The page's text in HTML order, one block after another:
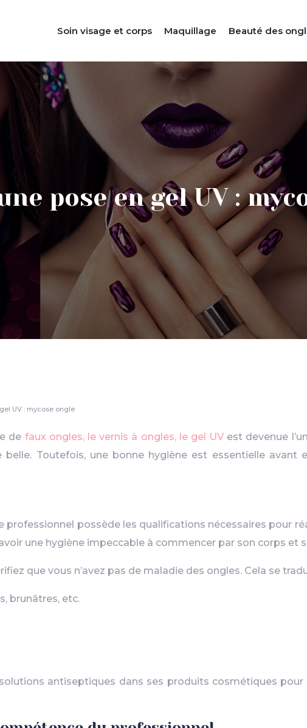
Soin visage et corps Maquillage Beauté des
pose en gel UV :
UV : mycose ongle
de faux ongles, le vernis à ongles, le gel UV est devenue
Toutefois, une bonne hygiène est essentielle
professionnel possède les qualifications nécessaires pour
une hygiène impeccable à commencer par son corps et
que vous n’avez pas de maladie des ongles. Cela se
brunâtres, etc.
antiseptiques dans ses produits cosmétiques